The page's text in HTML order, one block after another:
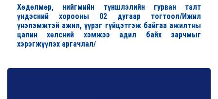
Хөдөлмөр, нийгмийн түншлэлийн гурван талт
үндэсний хорооны 02 дугаар тогтоол/Ижил
үнэлэмжтэй ажил, үүрэг гүйцэтгэж байгаа ажилтны
цалин хөлсний хэмжээ адил байх зарчмыг
хэрэгжүүлэх аргачлал/